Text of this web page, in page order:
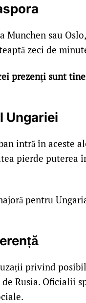
Munchen sau
zeci de
prezenți sunt
Ungariei
intră în aceste
pierde puterea
pentru
privind
Rusia. Oficialii